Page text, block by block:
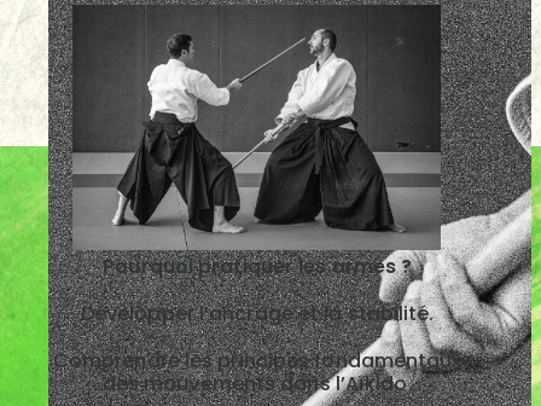
Pourquoi pratiquer les armes ?
Développer l’ancrage et la stabilité.
Comprendre les principes fondamentaux
des mouvements dans l’Aïkido.